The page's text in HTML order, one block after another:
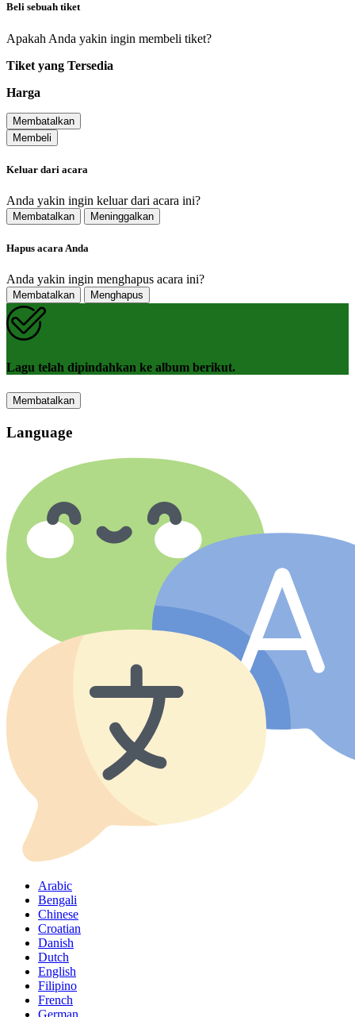
Beli sebuah tiket
Apakah Anda yakin ingin membeli tiket?
Tiket yang Tersedia
Harga
Membatalkan
Membeli
Keluar dari acara
Anda yakin ingin keluar dari acara ini?
Membatalkan Meninggalkan
Hapus acara Anda
Anda yakin ingin menghapus acara ini?
Membatalkan Menghapus
Lagu telah dipindahkan ke album berikut.
Membatalkan
Language
Arabic
Bengali
Chinese
Croatian
Danish
Dutch
English
Filipino
French
German